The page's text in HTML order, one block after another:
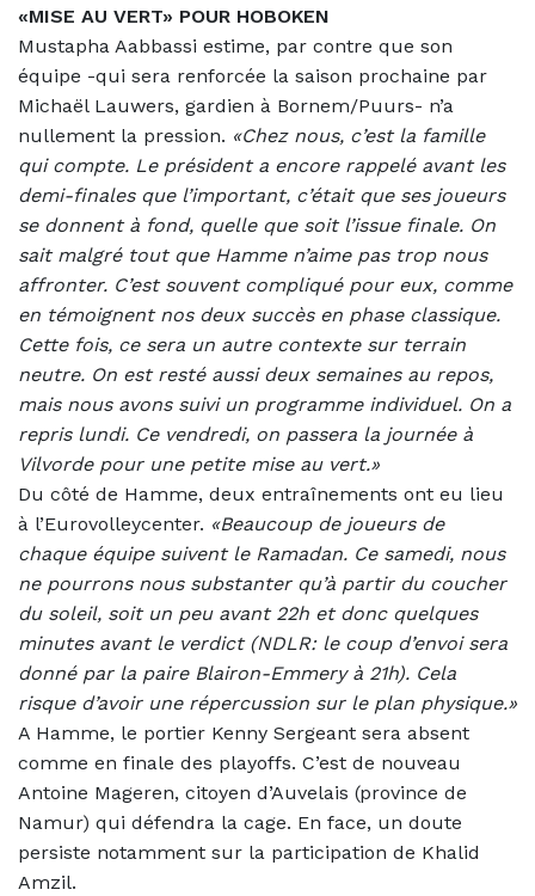
«MISE AU VERT» POUR HOBOKEN
Mustapha Aabbassi estime, par contre que son
équipe -qui sera renforcée la saison prochaine par
Michaël Lauwers, gardien à Bornem/Puurs- n’a
nullement la pression. «Chez nous, c’est la famille
qui compte. Le président a encore rappelé avant les
demi-finales que l’important, c’était que ses joueurs
se donnent à fond, quelle que soit l’issue finale. On
sait malgré tout que Hamme n’aime pas trop nous
affronter. C’est souvent compliqué pour eux, comme
en témoignent nos deux succès en phase classique.
Cette fois, ce sera un autre contexte sur terrain
neutre. On est resté aussi deux semaines au repos,
mais nous avons suivi un programme individuel. On a
repris lundi. Ce vendredi, on passera la journée à
Vilvorde pour une petite mise au vert.»
Du côté de Hamme, deux entraînements ont eu lieu
à l’Eurovolleycenter. «Beaucoup de joueurs de
chaque équipe suivent le Ramadan. Ce samedi, nous
ne pourrons nous substanter qu’à partir du coucher
du soleil, soit un peu avant 22h et donc quelques
minutes avant le verdict (NDLR: le coup d’envoi sera
donné par la paire Blairon-Emmery à 21h). Cela
risque d’avoir une répercussion sur le plan physique.»
A Hamme, le portier Kenny Sergeant sera absent
comme en finale des playoffs. C’est de nouveau
Antoine Mageren, citoyen d’Auvelais (province de
Namur) qui défendra la cage. En face, un doute
persiste notamment sur la participation de Khalid
Amzil.